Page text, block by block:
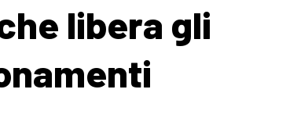
libera gli